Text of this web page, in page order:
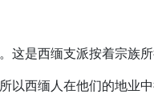
是西缅支派按着宗族所
西缅人在他们的地业中